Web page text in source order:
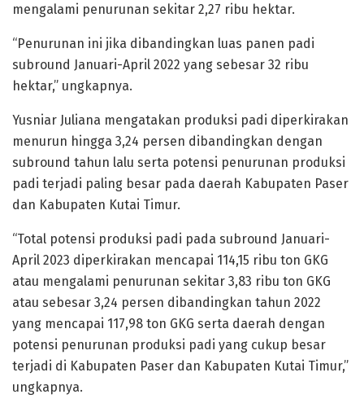
mengalami penurunan sekitar 2,27 ribu hektar.
“Penurunan ini jika dibandingkan luas panen padi
subround Januari-April 2022 yang sebesar 32 ribu
hektar,” ungkapnya.
Yusniar Juliana mengatakan produksi padi diperkirakan
menurun hingga 3,24 persen dibandingkan dengan
subround tahun lalu serta potensi penurunan produksi
padi terjadi paling besar pada daerah Kabupaten Paser
dan Kabupaten Kutai Timur.
“Total potensi produksi padi pada subround Januari-
April 2023 diperkirakan mencapai 114,15 ribu ton GKG
atau mengalami penurunan sekitar 3,83 ribu ton GKG
atau sebesar 3,24 persen dibandingkan tahun 2022
yang mencapai 117,98 ton GKG serta daerah dengan
potensi penurunan produksi padi yang cukup besar
terjadi di Kabupaten Paser dan Kabupaten Kutai Timur,”
ungkapnya.